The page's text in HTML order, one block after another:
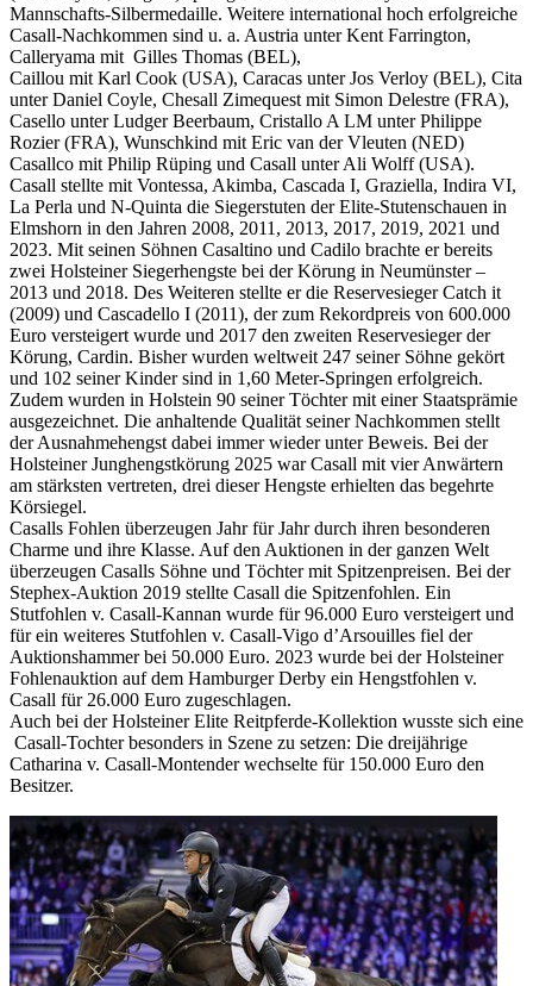
Mannschafts-Silbermedaille. Weitere international hoch erfolgreiche
Casall-Nachkommen sind u. a. Austria unter Kent Farrington,
Calleryama mit Gilles Thomas (BEL),
Caillou mit Karl Cook (USA), Caracas unter Jos Verloy (BEL), Cita
unter Daniel Coyle, Chesall Zimequest mit Simon Delestre (FRA),
Casello unter Ludger Beerbaum, Cristallo A LM unter Philippe
Rozier (FRA), Wunschkind mit Eric van der Vleuten (NED)
Casallco mit Philip Rüping und Casall unter Ali Wolff (USA).
Casall stellte mit Vontessa, Akimba, Cascada I, Graziella, Indira VI,
La Perla und N-Quinta die Siegerstuten der Elite-Stutenschauen in
Elmshorn in den Jahren 2008, 2011, 2013, 2017, 2019, 2021 und
2023. Mit seinen Söhnen Casaltino und Cadilo brachte er bereits
zwei Holsteiner Siegerhengste bei der Körung in Neumünster –
2013 und 2018. Des Weiteren stellte er die Reservesieger Catch it
(2009) und Cascadello I (2011), der zum Rekordpreis von 600.000
Euro versteigert wurde und 2017 den zweiten Reservesieger der
Körung, Cardin. Bisher wurden weltweit 247 seiner Söhne gekört
und 102 seiner Kinder sind in 1,60 Meter-Springen erfolgreich.
Zudem wurden in Holstein 90 seiner Töchter mit einer Staatsprämie
ausgezeichnet. Die anhaltende Qualität seiner Nachkommen stellt
der Ausnahmehengst dabei immer wieder unter Beweis. Bei der
Holsteiner Junghengstkörung 2025 war Casall mit vier Anwärtern
am stärksten vertreten, drei dieser Hengste erhielten das begehrte
Körsiegel.
Casalls Fohlen überzeugen Jahr für Jahr durch ihren besonderen
Charme und ihre Klasse. Auf den Auktionen in der ganzen Welt
überzeugen Casalls Söhne und Töchter mit Spitzenpreisen. Bei der
Stephex-Auktion 2019 stellte Casall die Spitzenfohlen. Ein
Stutfohlen v. Casall-Kannan wurde für 96.000 Euro versteigert und
für ein weiteres Stutfohlen v. Casall-Vigo d’Arsouilles fiel der
Auktionshammer bei 50.000 Euro. 2023 wurde bei der Holsteiner
Fohlenauktion auf dem Hamburger Derby ein Hengstfohlen v.
Casall für 26.000 Euro zugeschlagen.
Auch bei der Holsteiner Elite Reitpferde-Kollektion wusste sich eine
Casall-Tochter besonders in Szene zu setzen: Die dreijährige
Catharina v. Casall-Montender wechselte für 150.000 Euro den
Besitzer.